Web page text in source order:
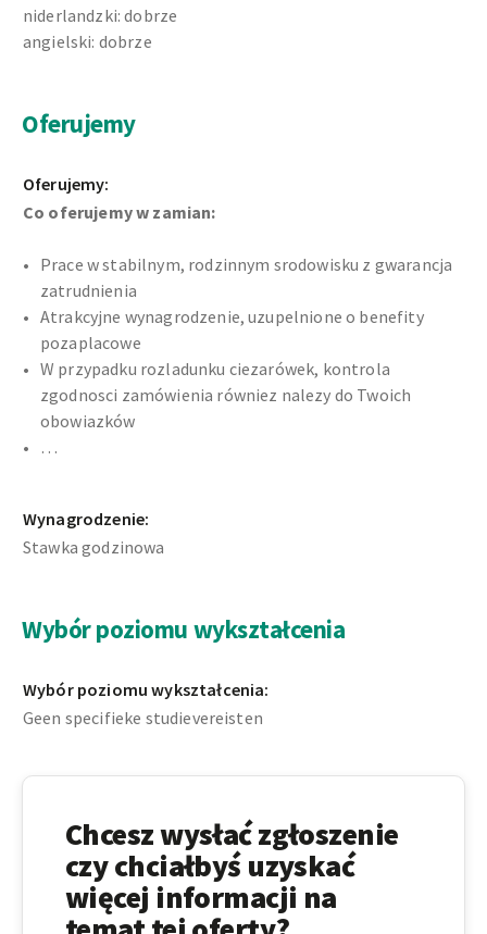
niderlandzki: dobrze
angielski: dobrze
Oferujemy
Oferujemy:
Co oferujemy w zamian:
Prace w stabilnym, rodzinnym srodowisku z gwarancja
zatrudnienia
Atrakcyjne wynagrodzenie, uzupelnione o benefity
pozaplacowe
W przypadku rozladunku ciezarówek, kontrola
zgodnosci zamówienia równiez nalezy do Twoich
obowiazków
…
Wynagrodzenie:
Stawka godzinowa
Wybór poziomu wykształcenia
Wybór poziomu wykształcenia:
Geen specifieke studievereisten
Chcesz wysłać zgłoszenie
czy chciałbyś uzyskać
więcej informacji na